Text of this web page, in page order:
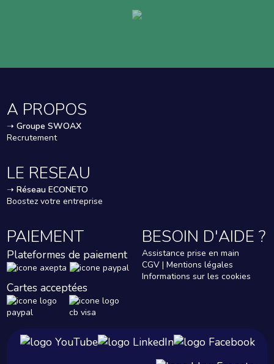
A PROPOS
➝ Groupe SWOAX
Recrutement
LE RESEAU
➝ Réseau ECONETO
Boostez votre entreprise
PAIEMENT
Plateformes de paiement
Cartes acceptées
BESOIN D'AIDE ?
Assistance prise en main
CGV | Mentions légales
Informations sur les cookies